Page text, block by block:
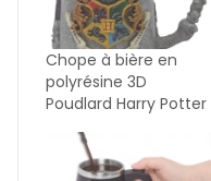
Chope à bière en
polyrésine 3D
Poudlard Harry Potter